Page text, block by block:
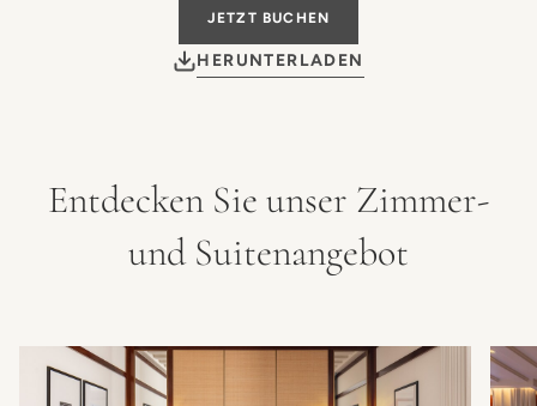
JETZT BUCHEN
HERUNTERLADEN
Entdecken Sie unser Zimmer-
und Suitenangebot